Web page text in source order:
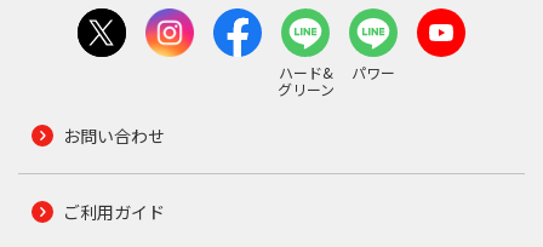
ハード&
グリーン
パワー
お問い合わせ
ご利用ガイド